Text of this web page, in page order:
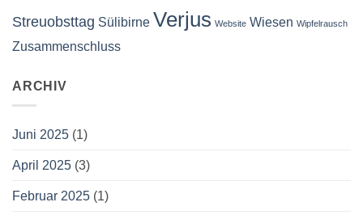
Streuobsttag Sülibirne Verjus Website Wiesen Wipfelrausch
Zusammenschluss
ARCHIV
Juni 2025 (1)
April 2025 (3)
Februar 2025 (1)